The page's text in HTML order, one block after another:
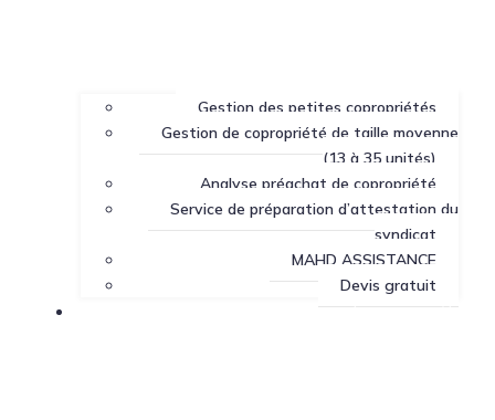
Gestion des petites copropriétés
Gestion de copropriété de taille moyenne
(13 à 35 unités)
Analyse préachat de copropriété
Service de préparation d’attestation du
syndicat
MAHD ASSISTANCE
Devis gratuit
Centre de ressources sur la copropriété